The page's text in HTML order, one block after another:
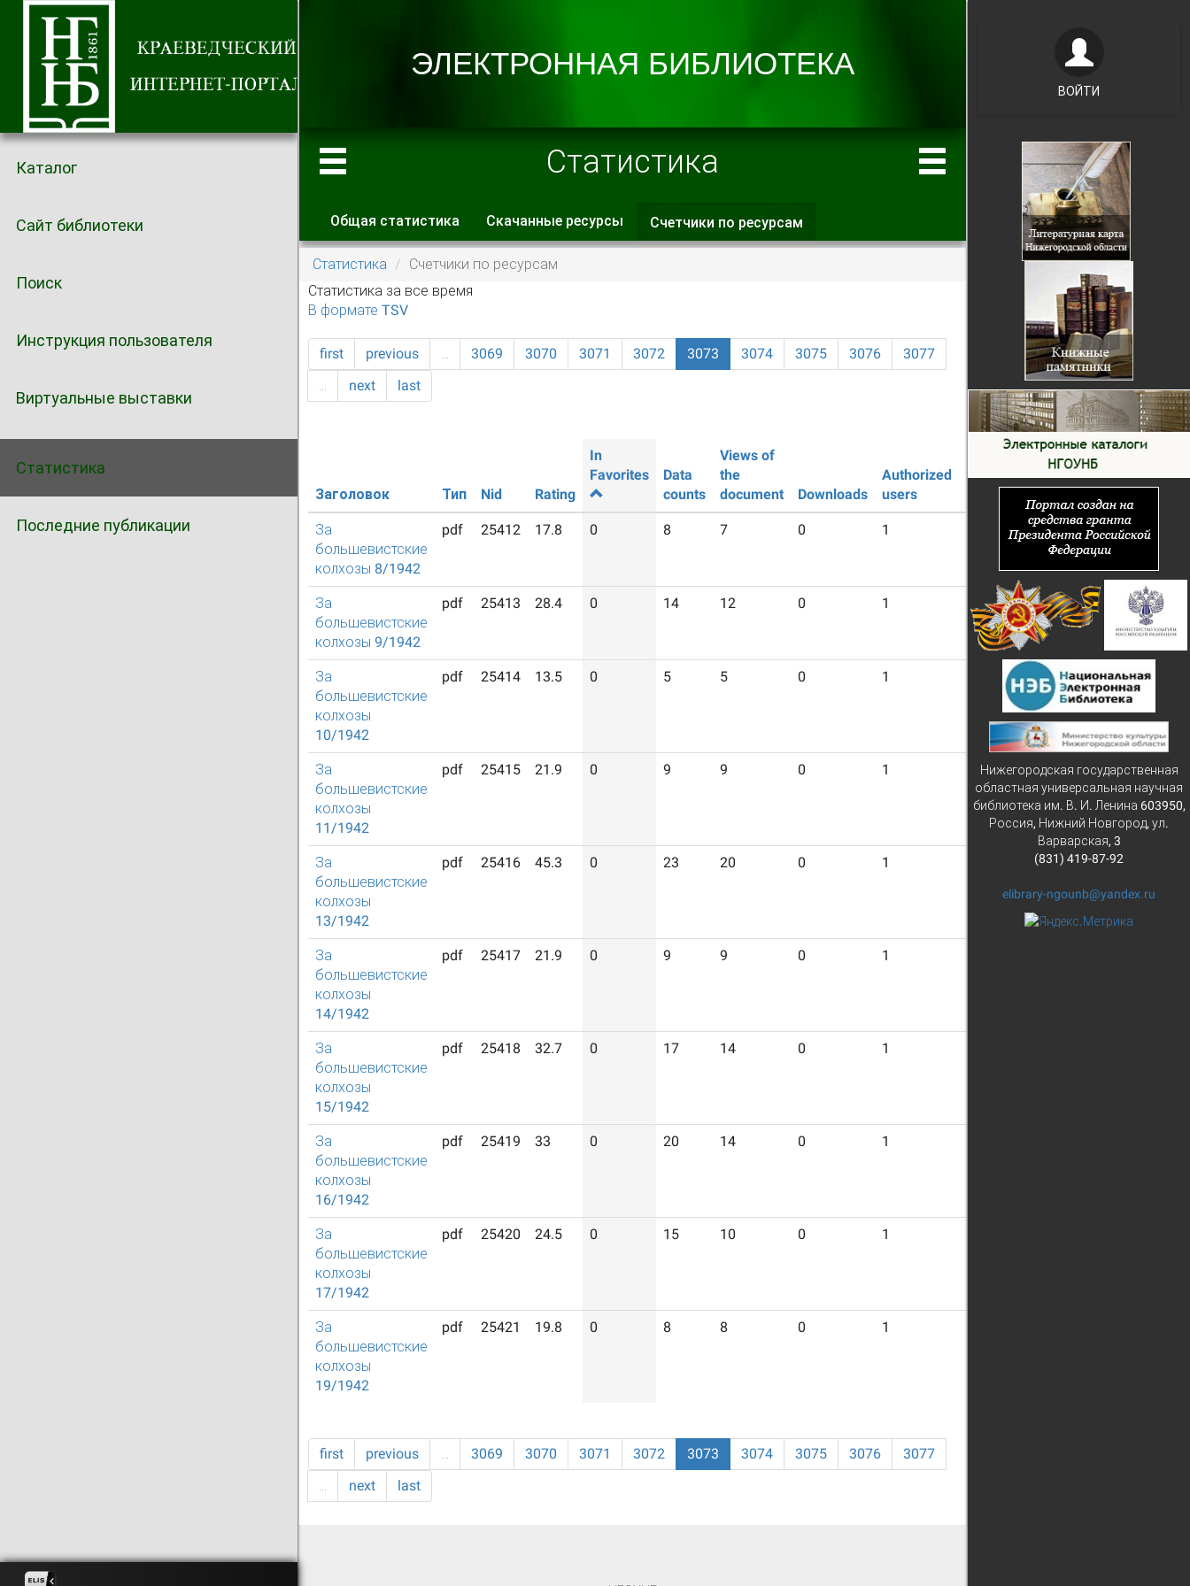
Каталог
Сайт библиотеки
Поиск
Инструкция пользователя
Виртуальные выставки
Статистика
Последние публикации
Статистика
Главные вкладки
Общая статистика Скачанные ресурсы Счетчики по ресурсам
вкладка)
Статистика
Счетчики по ресурсам
Статистика за все время
В формате TSV
first previous … 3069 3070 3071 3072 3073 3074 3075 3076
3077
…
next last
Заголовок Тип Nid Rating
In
Favorites
Data
counts
Views of
the
document
Downloads
Authorized
users
Guest
За
большевистские
колхозы 8/1942
pdf 25412 17.8 0 8 7 0 1
За
большевистские
колхозы 9/1942
pdf 25413 28.4 0 14 12 0 1
За
большевистские
колхозы
10/1942
pdf 25414 13.5 0 5 5 0 1
За
большевистские
колхозы
11/1942
pdf 25415 21.9 0 9 9 0 1
За
большевистские
колхозы
13/1942
pdf 25416 45.3 0 23 20 0 1
За
большевистские
колхозы
14/1942
pdf 25417 21.9 0 9 9 0 1
За
большевистские
колхозы
15/1942
pdf 25418 32.7 0 17 14 0 1
За
большевистские
колхозы
16/1942
pdf 25419 33 0 20 14 0 1
За
большевистские
колхозы
17/1942
pdf 25420 24.5 0 15 10 0 1
За
большевистские
колхозы
19/1942
pdf 25421 19.8 0 8 8 0 1
first previous … 3069 3070 3071 3072 3073 3074 3075 3076
3077
…
next last
ВОЙТИ
Нижегородская государственная
областная универсальная научная
библиотека им. В. И. Ленина 603950,
Россия, Нижний Новгород, ул.
Варварская, 3
(831) 419-87-92
elibrary-ngounb@yandex.ru